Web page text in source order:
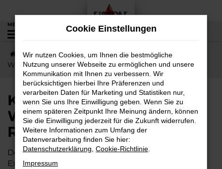
Zum
Hauptinhalt
springen
MENÜ
Startseite Wöllstadt KGM
Kurze Wege nach
Wöllstadt – jetzt KGM Rexton günstig kaufen
Kurze Wege nach
Wöllstadt – jetzt KGM
Rexton günstig kaufen
Der KGM Rexton wird gleichermaßen von
Expertinnen und Experten wie von unserer
Cookie Einstellungen
Wir nutzen Cookies, um Ihnen die bestmögliche
Nutzung unserer Webseite zu ermöglichen und unsere
Kommunikation mit Ihnen zu verbessern. Wir
berücksichtigen hierbei Ihre Präferenzen und
verarbeiten Daten für Marketing und Statistiken nur,
wenn Sie uns Ihre Einwilligung geben. Wenn Sie zu
einem späteren Zeitpunkt Ihre Meinung ändern, können
Sie die Einwilligung jederzeit für die Zukunft widerrufen.
Weitere Informationen zum Umfang der
Datenverarbeitung finden Sie hier:
Datenschutzerklärung Cookie-Richtlinie
Impressum